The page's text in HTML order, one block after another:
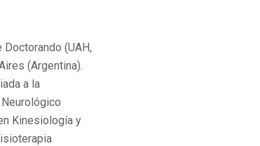
(UAH,
(Argentina).
a la
Kinesiología y